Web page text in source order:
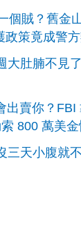
個賊？舊金
政策竟成警
大肚腩不見
出賣你？FBI
800 萬美
三天小腹就